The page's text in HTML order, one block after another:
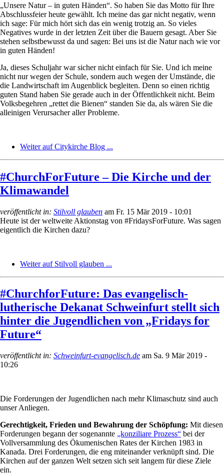
„Unsere Natur – in guten Händen“. So haben Sie das Motto für Ihre
Abschlussfeier heute gewählt. Ich meine das gar nicht negativ, wenn
ich sage: Für mich hört sich das ein wenig trotzig an. So vieles
Negatives wurde in der letzten Zeit über die Bauern gesagt. Aber Sie
stehen selbstbewusst da und sagen: Bei uns ist die Natur nach wie vor
in guten Händen!
Ja, dieses Schuljahr war sicher nicht einfach für Sie. Und ich meine
nicht nur wegen der Schule, sondern auch wegen der Umstände, die
die Landwirtschaft im Augenblick begleiten. Denn so einen richtig
guten Stand haben Sie gerade auch in der Öffentlichkeit nicht. Beim
Volksbegehren „rettet die Bienen“ standen Sie da, als wären Sie die
alleinigen Verursacher aller Probleme.
Weiter auf Citykirche Blog ...
#ChurchForFuture – Die Kirche und der
Klimawandel
veröffentlicht in: Stilvoll glauben am Fr. 15 Mär 2019 - 10:01
Heute ist der weltweite Aktionstag von #FridaysForFuture. Was sagen
eigentlich die Kirchen dazu?
Weiter auf Stilvoll glauben ...
#ChurchforFuture: Das evangelisch-
lutherische Dekanat Schweinfurt stellt sich
hinter die Jugendlichen von „Fridays for
Future“
veröffentlicht in: Schweinfurt-evangelisch.de am Sa. 9 Mär 2019 -
10:26
Die Forderungen der Jugendlichen nach mehr Klimaschutz sind auch
unser Anliegen.
Gerechtigkeit, Frieden und Bewahrung der Schöpfung: Mit diesen
Forderungen begann der sogenannte „konziliare Prozess“ bei der
Vollversammlung des Ökumenischen Rates der Kirchen 1983 in
Kanada. Drei Forderungen, die eng miteinander verknüpft sind. Die
Kirchen auf der ganzen Welt setzen sich seit langem für diese Ziele
ein.